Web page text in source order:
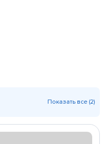
Показать все (2)